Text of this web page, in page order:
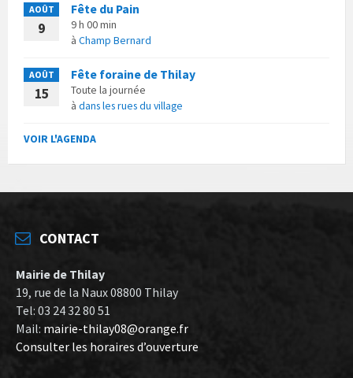
AOÛT
9
Fête du Pain
9 h 00 min
à Champ Bernard
AOÛT
15
Fête foraine de Thilay
Toute la journée
à dans les rues du village
VOIR L'AGENDA
CONTACT
Mairie de Thilay
19, rue de la Naux 08800 Thilay
Tel: 03 24 32 80 51
Mail: mairie-thilay08@orange.fr
Consulter les horaires d’ouverture